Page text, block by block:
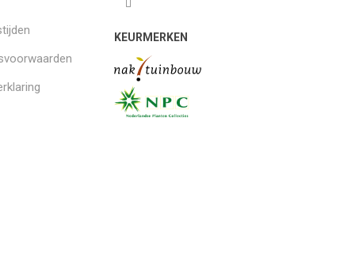
KEURMERKEN